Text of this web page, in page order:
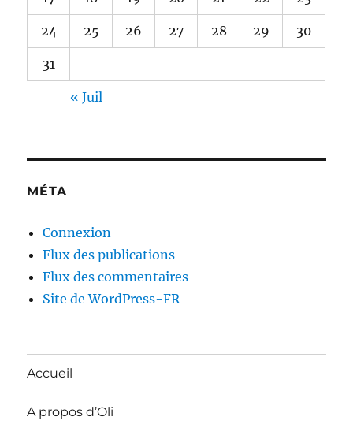
24 25 26 27 28 29 30
31
« Juil
MÉTA
Connexion
Flux des publications
Flux des commentaires
Site de WordPress-FR
Accueil
A propos d’Oli